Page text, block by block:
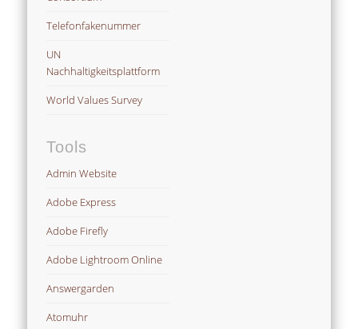
Telefonfakenummer
UN
Nachhaltigkeitsplattform
World Values Survey
Tools
Admin Website
Adobe Express
Adobe Firefly
Adobe Lightroom Online
Answergarden
Atomuhr